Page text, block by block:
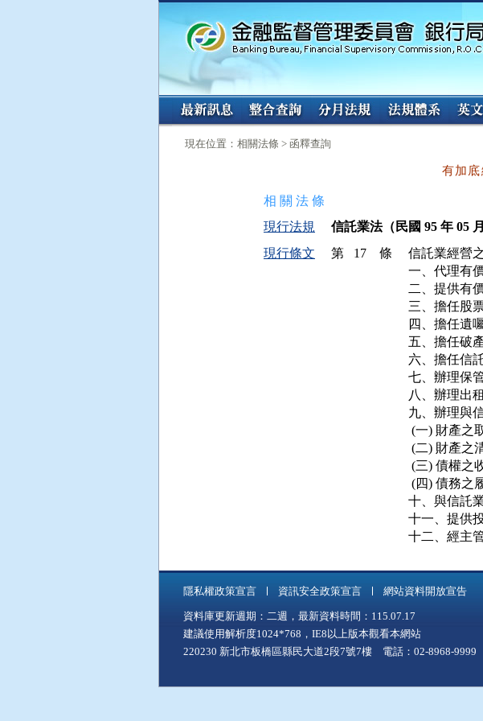
:::
現在位置：相關法條 > 函釋查詢
有加
相 關 法 條
現行法規
信託業法（民國 95 年 05
現行條文
第 17 條
信託業經營
一、代理有
二、提供有
三、擔任股
四、擔任遺
五、擔任破
六、擔任信
七、辦理保
八、辦理出
九、辦理與
(一) 財產之
(二) 財產之
(三) 債權之
(四) 債務之
十、與信託
十一、提供
十二、經主
隱私權政策宣言 資訊安全政策宣言 網站資料開放宣告
資料庫更新週期：二週，最新資料時間：115.07.17
建議使用解析度1024*768，IE8以上版本觀看本網站
220230 新北市板橋區縣民大道2段7號7樓 電話：02-8968-9999